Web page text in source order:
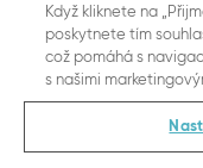
Sustainability
PODPORA A INFORMACE
Kalkulačka velikosti
Když kliknete na
poskytnete tím
což pomáhá s
s našimi